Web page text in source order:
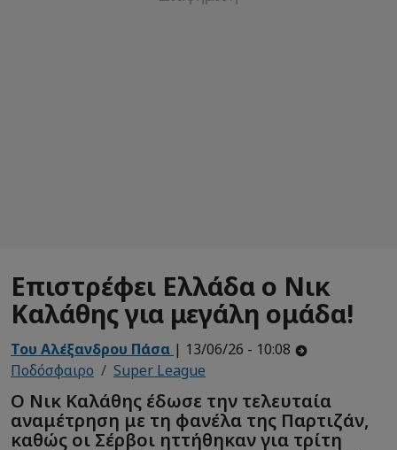
Επιστρέφει Ελλάδα ο Νικ
Καλάθης για μεγάλη ομάδα!
Του Αλέξανδρου Πάσα | 13/06/26 - 10:08
Ποδόσφαιρο
Super League
Ο Νικ Καλάθης έδωσε την τελευταία
αναμέτρηση με τη φανέλα της Παρτιζάν,
καθώς οι Σέρβοι ηττήθηκαν για τρίτη